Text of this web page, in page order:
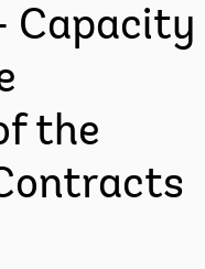
Capacity
the